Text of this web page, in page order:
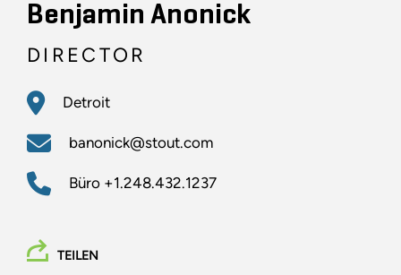
Benjamin Anonick
DIRECTOR
Detroit
banonick@stout.com
Büro +1.248.432.1237
TEILEN